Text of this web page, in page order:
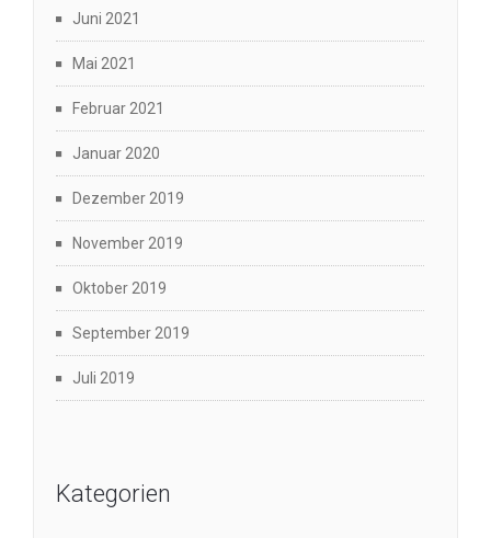
Juni 2021
Mai 2021
Februar 2021
Januar 2020
Dezember 2019
November 2019
Oktober 2019
September 2019
Juli 2019
Kategorien